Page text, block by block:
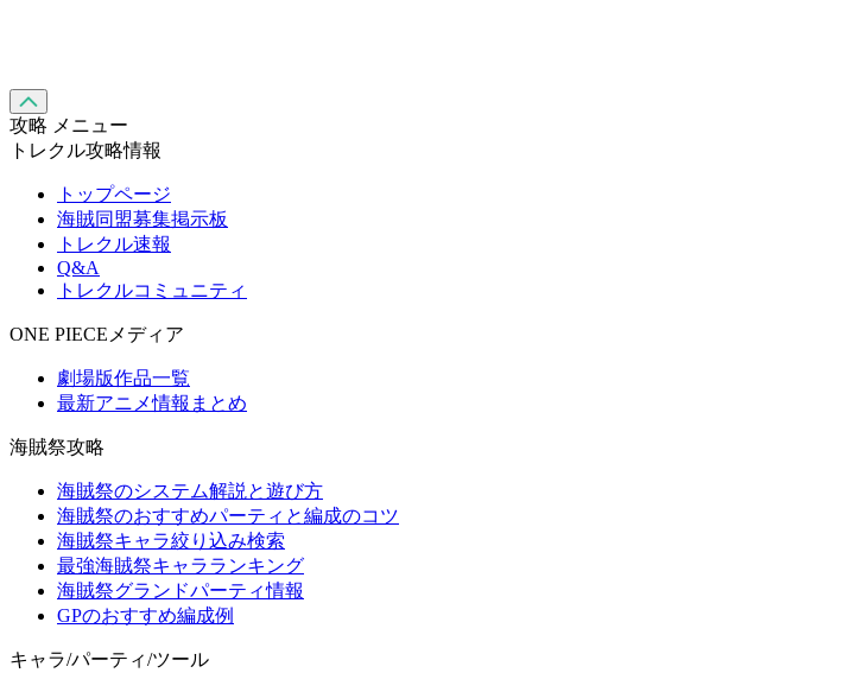
攻略 メニュー
トレクル攻略情報
トップページ
海賊同盟募集掲示板
トレクル速報
Q&A
トレクルコミュニティ
ONE PIECEメディア
劇場版作品一覧
最新アニメ情報まとめ
海賊祭攻略
海賊祭のシステム解説と遊び方
海賊祭のおすすめパーティと編成のコツ
海賊祭キャラ絞り込み検索
最強海賊祭キャラランキング
海賊祭グランドパーティ情報
GPのおすすめ編成例
キャラ/パーティ/ツール